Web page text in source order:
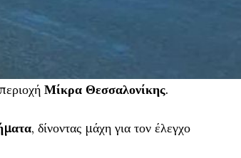
Μίκρα Θεσσαλονίκης.
, δίνοντας μάχη για τον έλεγχο